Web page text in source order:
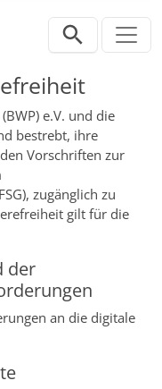
e.V. und die
bestrebt, ihre
Vorschriften zur
zugänglich zu
gilt für die
der
an die digitale